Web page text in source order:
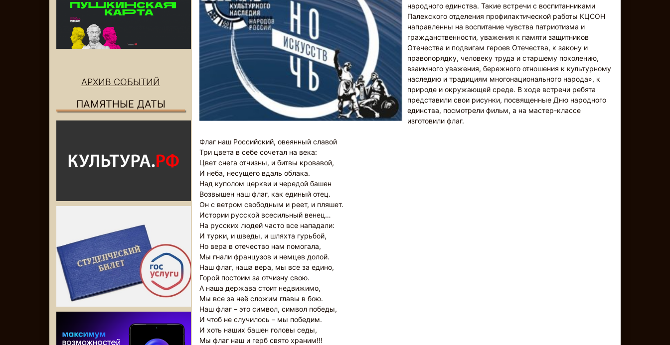
АРХИВ СОБЫТИЙ
ПАМЯТНЫЕ ДАТЫ
народного единства. Такие встречи с воспитанниками
Палехского отделения профилактической работы КЦСОН
направленны на воспитание чувства патриотизма и
гражданственности, уважения к памяти защитников
Отечества и подвигам героев Отечества, к закону и
правопорядку, человеку труда и старшему поколению,
взаимного уважения, бережного отношения к культурному
наследию и традициям многонационального народа», к
природе и окружающей среде. В ходе встречи ребята
представили свои рисунки, посвященные Дню народного
единства, посмотрели фильм, а на мастер-классе
изготовили флаг.
Флаг наш Российский, овеянный славой
Три цвета в себе сочетал на века:
Цвет снега отчизны, и битвы кровавой,
И неба, несущего вдаль облака.
Над куполом церкви и чередой башен
Возвышен наш флаг, как единый отец.
Он с ветром свободным и реет, и пляшет.
Истории русской всесильный венец…
На русских людей часто все нападали:
И турки, и шведы, и шляхта гурьбой,
Но вера в отечество нам помогала,
Мы гнали французов и немцев долой.
Наш флаг, наша вера, мы все за едино,
Горой постоим за отчизну свою.
А наша держава стоит недвижимо,
Мы все за неё сложим главы в бою.
Наш флаг – это символ, символ победы,
И чтоб не случилось – мы победим.
И хоть наших башен головы седы,
Мы флаг наш и герб свято храним!!!